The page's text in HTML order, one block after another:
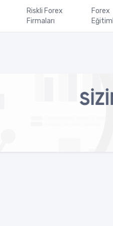
Riskli Forex
Firmaları
Forex